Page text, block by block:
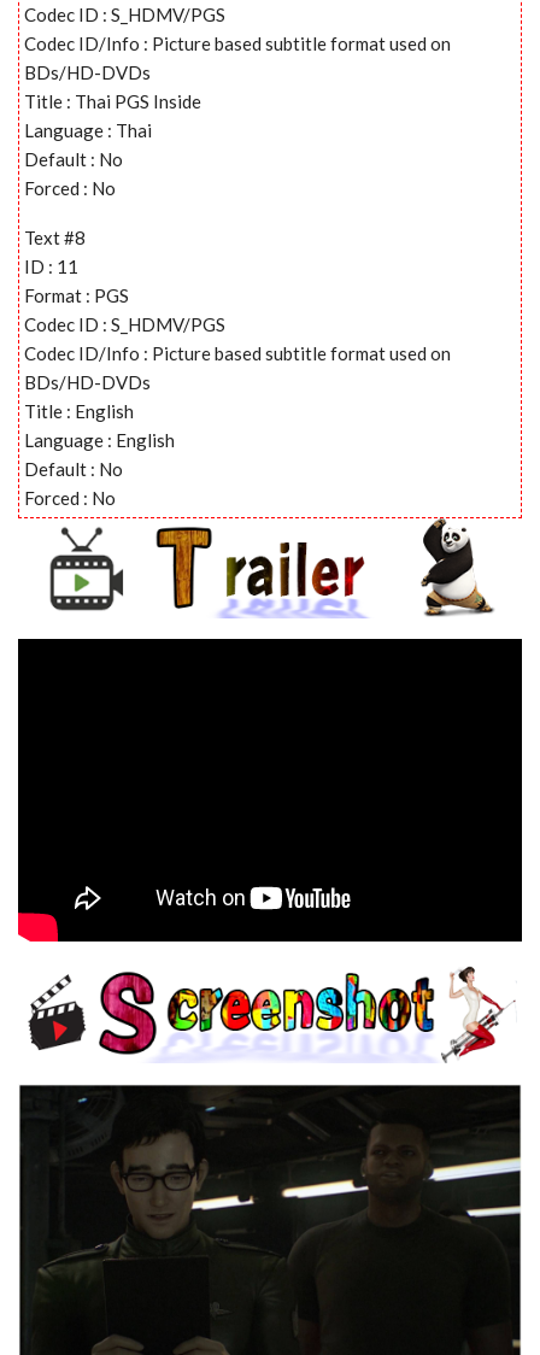
Codec ID : S_HDMV/PGS
Codec ID/Info : Picture based subtitle format used on
BDs/HD-DVDs
Title : Thai PGS Inside
Language : Thai
Default : No
Forced : No
Text #8
ID : 11
Format : PGS
Codec ID : S_HDMV/PGS
Codec ID/Info : Picture based subtitle format used on
BDs/HD-DVDs
Title : English
Language : English
Default : No
Forced : No